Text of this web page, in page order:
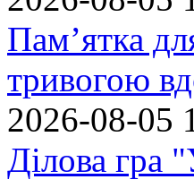
Пам’ятка
тривогою
2026-08-05
Ділова гра